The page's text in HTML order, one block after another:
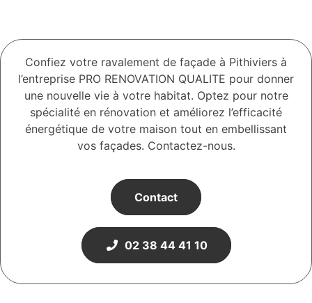
Confiez votre ravalement de façade à Pithiviers à
l’entreprise PRO RENOVATION QUALITE pour donner
une nouvelle vie à votre habitat. Optez pour notre
spécialité en rénovation et améliorez l’efficacité
énergétique de votre maison tout en embellissant
vos façades. Contactez-nous.
Contact
02 38 44 41 10